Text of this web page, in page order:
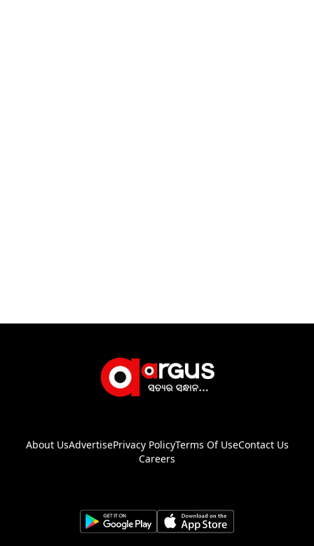
About UsAdvertisePrivacy PolicyTerms Of UseContact Us
Careers